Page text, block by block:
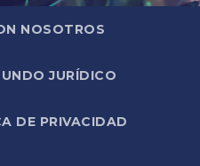
NOSOTROS
JURÍDICO
DE PRIVACIDAD